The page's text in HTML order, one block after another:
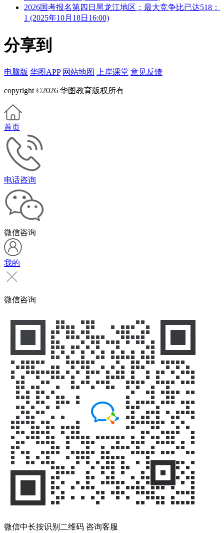
2026国考报名第四日黑龙江地区：最大竞争比已达518：
1 (2025年10月18日16:00)
分享到
电脑版 华图APP 网站地图 上岸课堂 意见反馈
copyright ©2026 华图教育版权所有
首页
电话咨询
微信咨询
我的
微信咨询
微信中长按识别二维码 咨询客服